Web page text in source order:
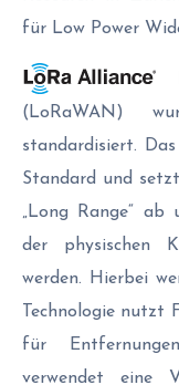
für Low Power
(LoRaWAN)
standardisiert.
Standard und
„Long Range“ ab
der physischen
werden. Hierbei
Technologie nutzt
für
verwendet eine